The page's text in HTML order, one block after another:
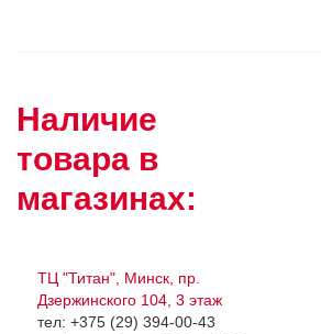
Наличие
товара в
магазинах:
ТЦ "Титан", Минск, пр.
Дзержинского 104, 3 этаж
тел: +375 (29) 394-00-43